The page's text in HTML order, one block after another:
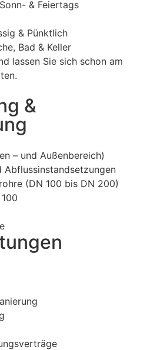
& Feiertags
& Pünktlich
Bad & Keller
lassen Sie sich schon am
&
– und Außenbereich)
Abflussinstandsetzungen
(DN 100 bis DN 200)